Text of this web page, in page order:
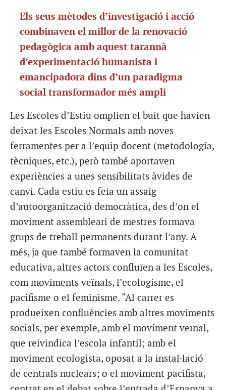
Els seus mètodes d’investigació i acció
combinaven el millor de la renovació
pedagògica amb aquest tarannà
d’experimentació humanista i
emancipadora dins d’un paradigma
social transformador més ampli
Les Escoles d’Estiu omplien el buit que havien
deixat les Escoles Normals amb noves
ferramentes per a l’equip docent (metodologia,
tècniques, etc.), però també aportaven
experiències a unes sensibilitats àvides de
canvi. Cada estiu es feia un assaig
d’autoorganització democràtica, des d’on el
moviment assembleari de mestres formava
grups de treball permanents durant l’any. A
més, ja que també formaven la comunitat
educativa, altres actors confluïen a les Escoles,
com moviments veïnals, l’ecologisme, el
pacifisme o el feminisme. “Al carrer es
produeixen confluències amb altres moviments
socials, per exemple, amb el moviment veïnal,
que reivindica l’escola infantil; amb el
moviment ecologista, oposat a la instal·lació
de centrals nuclears; o el moviment pacifista,